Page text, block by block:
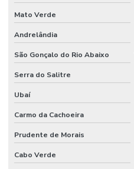
Mato Verde
Andrelândia
São Gonçalo do Rio Abaixo
Serra do Salitre
Ubaí
Carmo da Cachoeira
Prudente de Morais
Cabo Verde